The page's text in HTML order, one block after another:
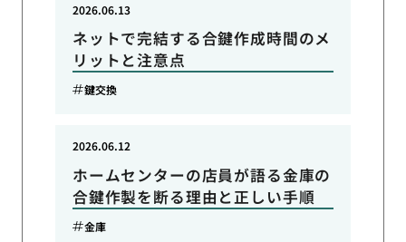
ネットで完結する合鍵作成時間のメ
リットと注意点
2026.06.13
鍵交換
ホームセンターの店員が語る金庫の
合鍵作製を断る理由と正しい手順
2026.06.12
金庫